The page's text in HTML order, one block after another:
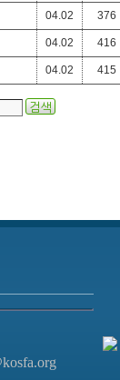
04.02 376
04.02 416
04.02 415